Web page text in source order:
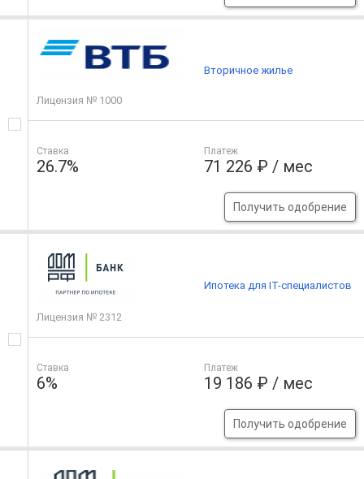
Лицензия № 1000
Ставка
26.7%
Платеж
71 226 ₽ / мес
Получить одобрение
Вторичное жилье
Лицензия № 2312
Ставка
6%
Платеж
19 186 ₽ / мес
Получить одобрение
Ипотека для IT-специалистов